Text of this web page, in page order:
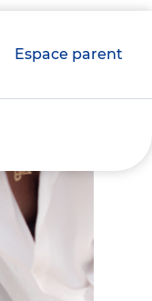
crèche(s)
Espace parent